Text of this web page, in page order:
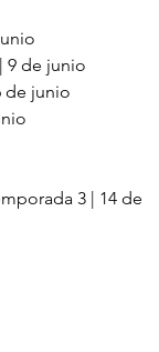
9 de junio
de junio
3 | 14 de